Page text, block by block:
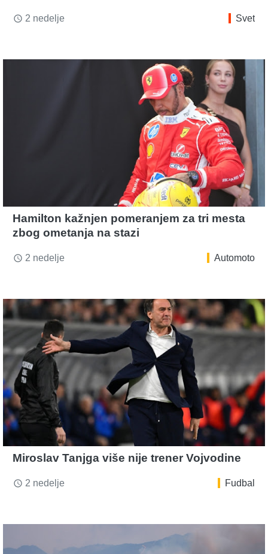
access_time 2 nedelje Svet
Hamilton kažnjen pomeranjem za tri mesta
zbog ometanja na stazi
access_time 2 nedelje Automoto
Miroslav Tanjga više nije trener Vojvodine
access_time 2 nedelje Fudbal